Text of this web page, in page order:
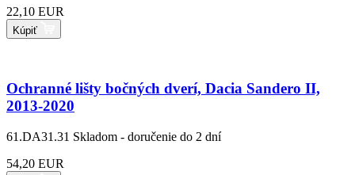
22,10 EUR
Kúpiť
Ochranné lišty bočných dverí, Dacia Sandero II,
2013-2020
61.DA31.31 Skladom - doručenie do 2 dní
54,20 EUR